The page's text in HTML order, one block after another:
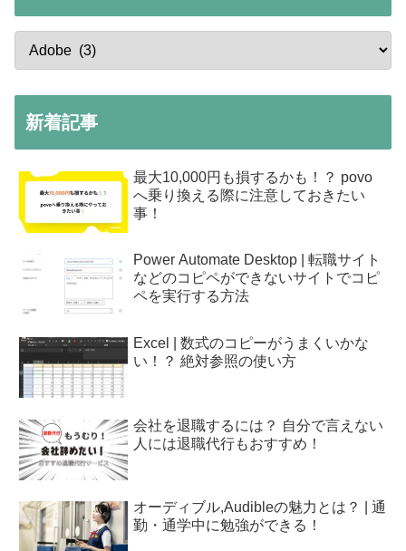
新着記事
最大10,000円も損するかも！？ povo
へ乗り換える際に注意しておきたい
事！
Power Automate Desktop | 転職サイト
などのコピペができないサイトでコピ
ペを実行する方法
Excel | 数式のコピーがうまくいかな
い！？ 絶対参照の使い方
会社を退職するには？ 自分で言えない
人には退職代行もおすすめ！
オーディブル,Audibleの魅力とは？ | 通
勤・通学中に勉強ができる！